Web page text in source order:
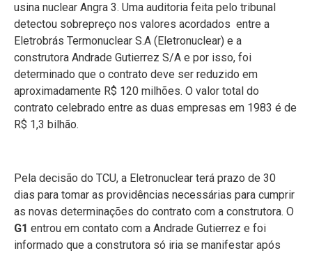
usina nuclear Angra 3. Uma auditoria feita pelo tribunal
detectou sobrepreço nos valores acordados entre a
Eletrobrás Termonuclear S.A (Eletronuclear) e a
construtora Andrade Gutierrez S/A e por isso, foi
determinado que o contrato deve ser reduzido em
aproximadamente R$ 120 milhões. O valor total do
contrato celebrado entre as duas empresas em 1983 é de
R$ 1,3 bilhão.
Pela decisão do TCU, a Eletronuclear terá prazo de 30
dias para tomar as providências necessárias para cumprir
as novas determinações do contrato com a construtora. O
G1 entrou em contato com a Andrade Gutierrez e foi
informado que a construtora só iria se manifestar após